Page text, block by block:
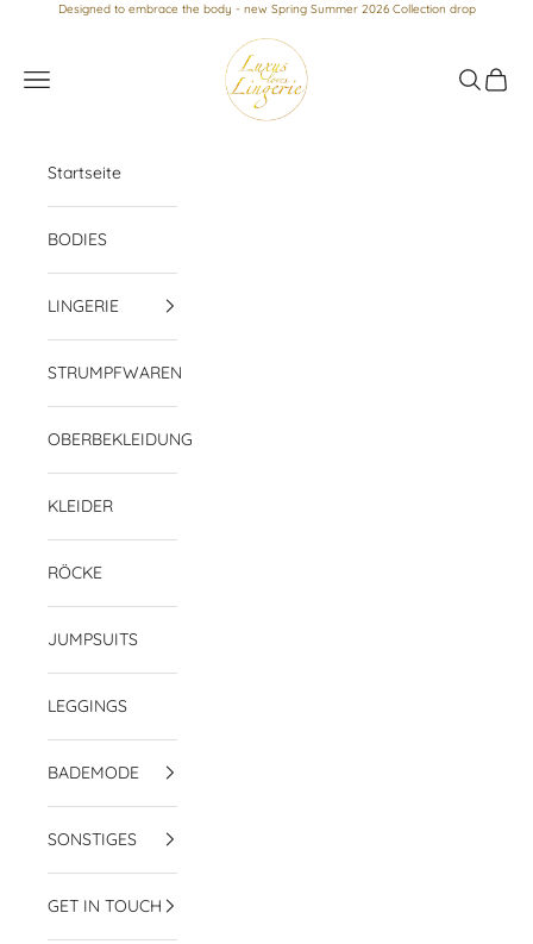
Zum Inhalt springen
Designed to embrace the body - new Spring Summer 2026 Collection drop
Luxus loves Lingerie
Menü
Suchen
Startseite
BODIES
LINGERIE
STRUMPFWAREN
OBERBEKLEIDUNG
KLEIDER
RÖCKE
JUMPSUITS
LEGGINGS
BADEMODE
SONSTIGES
GET IN TOUCH